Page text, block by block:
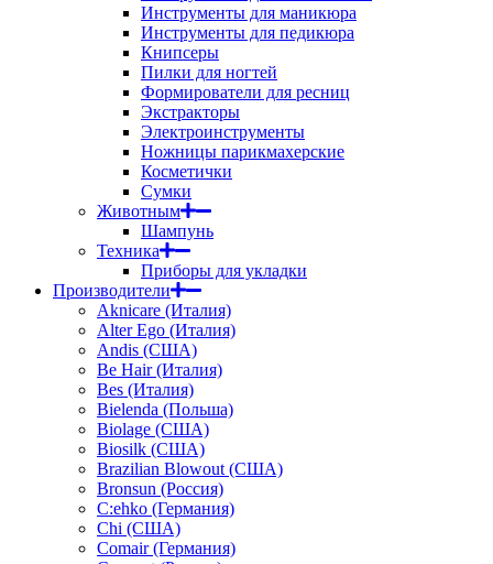
Инструменты для маникюра
Инструменты для педикюра
Книпсеры
Пилки для ногтей
Формирователи для ресниц
Экстракторы
Электроинструменты
Ножницы парикмахерские
Косметички
Сумки
Животным
Шампунь
Техника
Приборы для укладки
Производители
Aknicare (Италия)
Alter Ego (Италия)
Andis (США)
Be Hair (Италия)
Bes (Италия)
Bielenda (Польша)
Biolage (США)
Biosilk (США)
Brazilian Blowout (США)
Bronsun (Россия)
C:ehko (Германия)
Chi (США)
Comair (Германия)